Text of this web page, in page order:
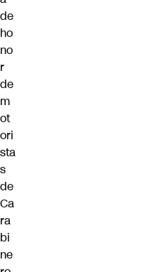
de
ho
no
r
de
m
ot
ori
sta
s
de
Ca
ra
bi
ne